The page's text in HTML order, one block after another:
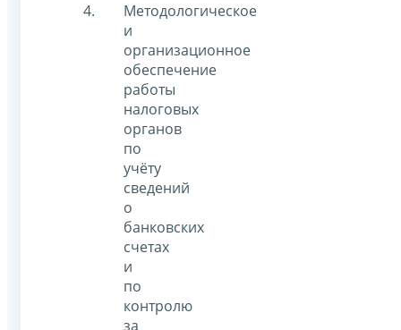
Методологическое
и
организационное
обеспечение
работы
налоговых
органов
по
учёту
сведений
о
банковских
счетах
и
по
контролю
за